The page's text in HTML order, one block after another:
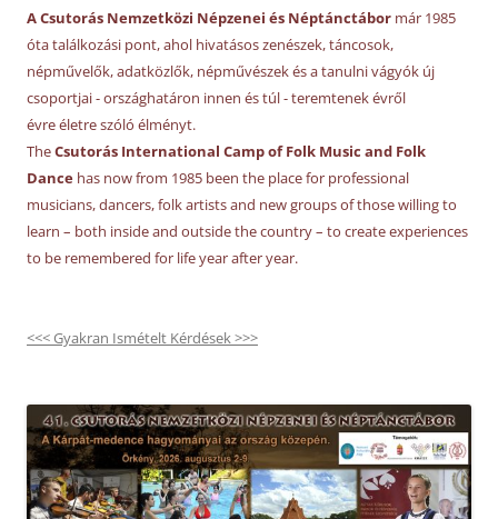
A Csutorás Nemzetközi Népzenei és Néptánctábor már 1985
óta találkozási pont, ahol hivatásos zenészek, táncosok,
népművelők, adatközlők, népművészek és a tanulni vágyók új
csoportjai - országhatáron innen és túl - teremtenek évről
évre életre szóló élményt.
TheCsutorás International Camp of Folk Music and Folk
Dance has now from 1985 been the place for professional
musicians, dancers, folk artists and new groups of those willing to
learn – both inside and outside the country – to create experiences
to be remembered for life year after year.
<<< Gyakran Ismételt Kérdések >>>